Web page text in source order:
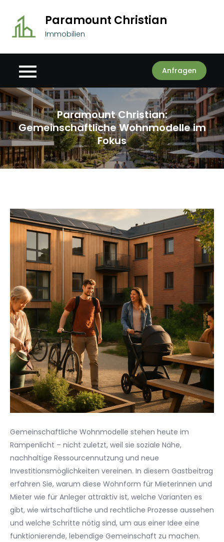
content
Paramount Christian
Immobilien
Anfragen
Paramount Christian:
Gemeinschaftliche Wohnmodelle im
Fokus
Gemeinschaftliche Wohnmodelle stehen heute im
Rampenlicht – nicht zuletzt, weil sie soziale Nähe,
nachhaltige Ressourcennutzung und neue
Investitionsmöglichkeiten vereinen. In diesem Gastbeitrag
erfahren Sie, warum diese Wohnform für Mieterinnen und
Mieter wie für Anleger attraktiv ist, welche Varianten es
gibt, wie wirtschaftliche und rechtliche Prozesse aussehen
und welche Schritte nötig sind, um aus einer Idee eine
funktionierende, lebendige Gemeinschaft zu machen.